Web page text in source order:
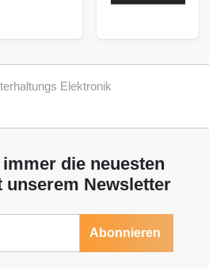
Elektronik
die neuesten
unserem Newsletter
Abonnieren